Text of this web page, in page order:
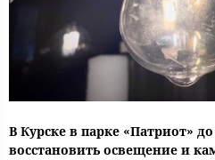
В Курске в парке «Патриот»
восстановить освещение и